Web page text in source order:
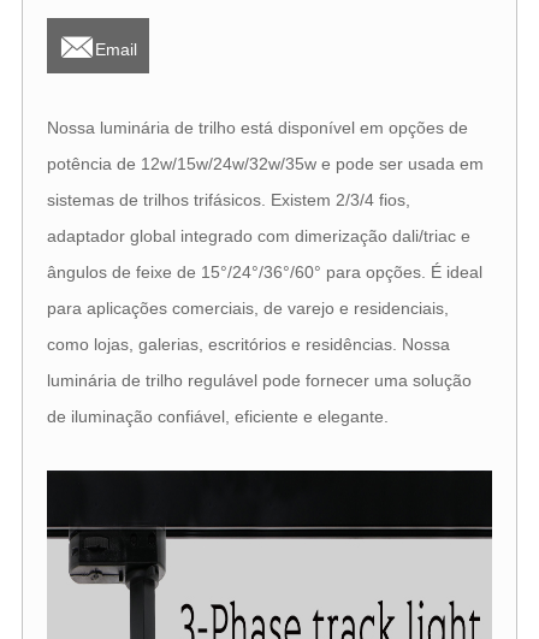
Email
Nossa luminária de trilho está disponível em opções de
potência de 12w/15w/24w/32w/35w e pode ser usada em
sistemas de trilhos trifásicos. Existem 2/3/4 fios,
adaptador global integrado com dimerização dali/triac e
ângulos de feixe de 15°/24°/36°/60° para opções. É ideal
para aplicações comerciais, de varejo e residenciais,
como lojas, galerias, escritórios e residências. Nossa
luminária de trilho regulável pode fornecer uma solução
de iluminação confiável, eficiente e elegante.